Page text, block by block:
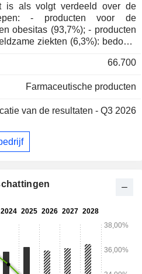
is als volgt verdeeld over de
voor de
(93,7%); - producten
ziekten (6,3%): bedoeld
Latijns-Amerika/Midden-
66.700
Farmaceutische producten
van de resultaten - Q3 2026